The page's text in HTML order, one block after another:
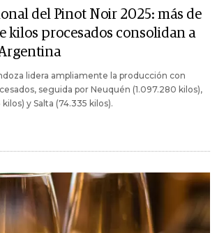
del Pinot Noir 2025: más de
kilos procesados consolidan a
lidera ampliamente la producción con
seguida por Neuquén (1.097.280 kilos),
y Salta (74.335 kilos).